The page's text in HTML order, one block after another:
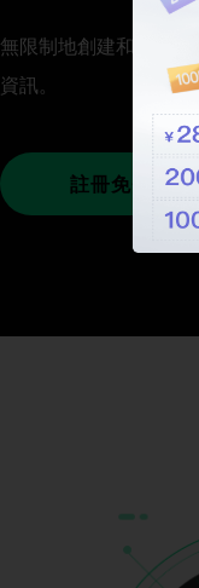
無限制地創建和管理
資訊。
註冊免費試用